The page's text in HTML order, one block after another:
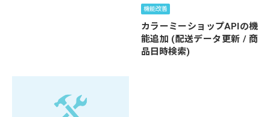
機能改善
カラーミーショップAPIの機
能追加 (配送データ更新 / 商
品日時検索)